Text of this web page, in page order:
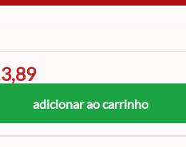
adicionar ao carrinho